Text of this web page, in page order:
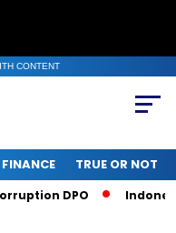
CONTENT
FINANCE TRUE OR NOT
DPO